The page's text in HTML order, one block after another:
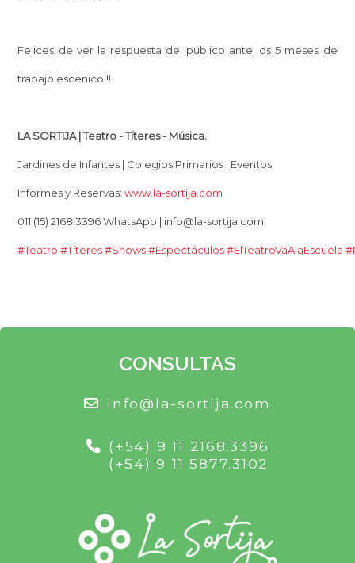
Felices de ver la respuesta del público ante los 5 meses de
trabajo escenico!!!
LA SORTIJA | Teatro - Títeres - Música.
Jardines de Infantes | Colegios Primarios | Eventos
Informes y Reservas:www.la-sortija.com
011 (15) 2168.3396 WhatsApp | info@la-sortija.com
#Teatro #Títeres #Shows #Espectáculos #ElTeatroVaAlaEscuela
CONSULTAS
info@la-sortija.com
(+54) 9 11 2168.3396
(+54) 9 11 5877.3102